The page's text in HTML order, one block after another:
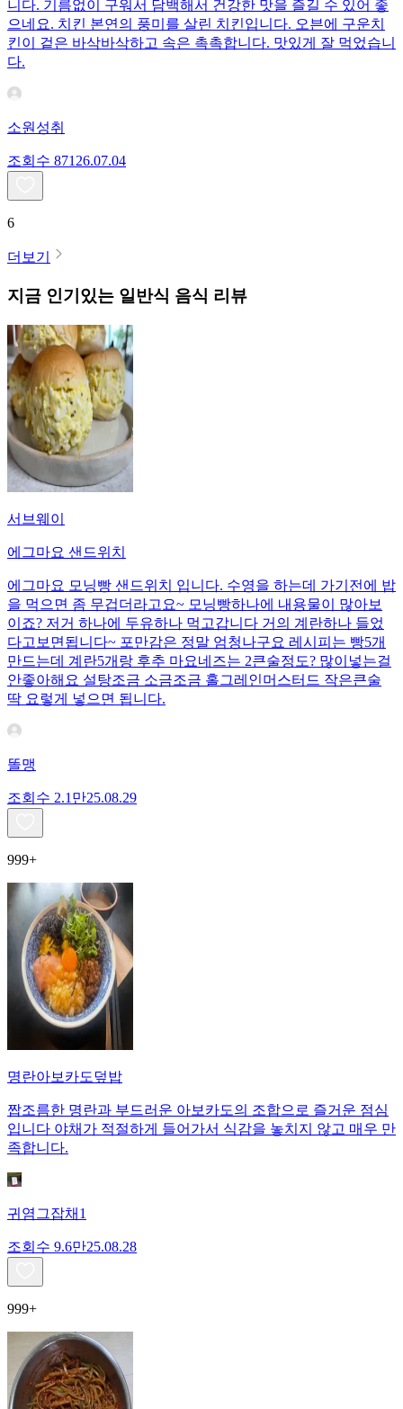
니다. 기름없이 구워서 담백해서 건강한 맛을 즐길 수 있어 좋
으네요. 치킨 본연의 풍미를 살린 치킨입니다. 오븐에 구운치
킨이 겉은 바삭바삭하고 속은 촉촉합니다. 맛있게 잘 먹었습니
다.
소원성취
조회수 871 26.07.04
6
더보기
지금 인기있는 일반식 음식 리뷰
서브웨이
에그마요 샌드위치
에그마요 모닝빵 샌드위치 입니다. 수영을 하는데 가기전에 밥
을 먹으면 좀 무겁더라고요~ 모닝빵하나에 내용물이 많아보
이죠? 저거 하나에 두유하나 먹고갑니다 거의 계란하나 들었
다고보면됩니다~ 포만감은 정말 엄청나구요 레시피는 빵5개
만드는데 계란5개랑 후추 마요네즈는 2큰술정도? 많이넣는걸
안좋아해요 설탕조금 소금조금 홀그레인머스터드 작은큰술
딱 요렇게 넣으면 됩니다.
똘맹
조회수 2.1만25.08.29
999+
명란아보카도덮밥
짭조름한 명란과 부드러운 아보카도의 조합으로 즐거운 점심
입니다 야채가 적절하게 들어가서 식감을 놓치지 않고 매우 만
족합니다.
귀염그잡채1
조회수 9.6만25.08.28
999+